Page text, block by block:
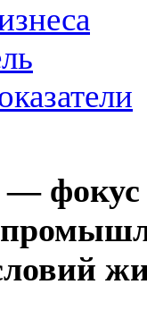
фокус